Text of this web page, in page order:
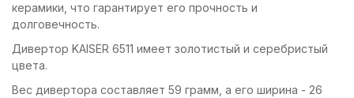
керамики, что гарантирует его прочность и
долговечность.
Дивертор KАISER 6511 имеет золотистый и серебристый
цвета.
Вес дивертора составляет 59 грамм, а его ширина - 26